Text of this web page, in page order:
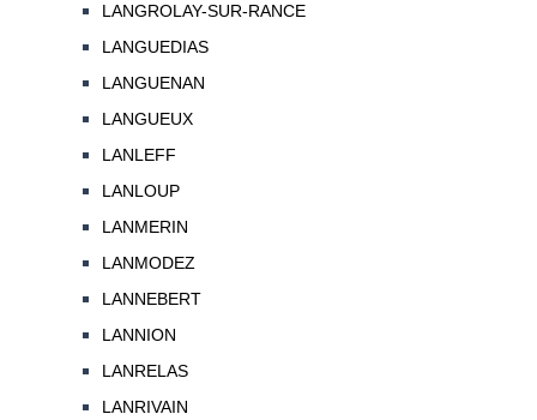
LANGROLAY-SUR-RANCE
LANGUEDIAS
LANGUENAN
LANGUEUX
LANLEFF
LANLOUP
LANMERIN
LANMODEZ
LANNEBERT
LANNION
LANRELAS
LANRIVAIN